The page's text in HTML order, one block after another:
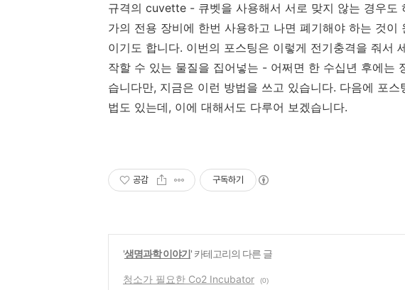
규격의 cuvette - 큐벳을 사용해서 서로 맞지 않는 경우도
가의 전용 장비에 한번 사용하고 나면 폐기해야 하는 것
이기도 합니다. 이번의 포스팅은 이렇게 전기충격을 줘서
작할 수 있는 물질을 집어넣는 - 어쩌면 한 수십년 후에는
습니다만, 지금은 이런 방법을 쓰고 있습니다. 다음에 포
법도 있는데, 이에 대해서도 다루어 보겠습니다.
공감 구독하기
'생명과학 이야기' 카테고리의 다른 글
청소가 필요한 Co2 Incubator (0)